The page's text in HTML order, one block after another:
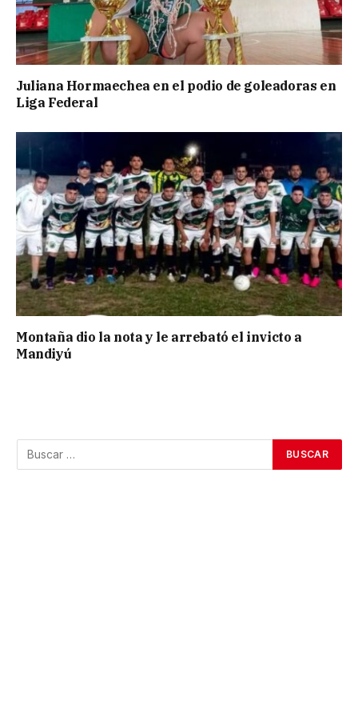
Juliana Hormaechea en el podio de goleadoras en
Liga Federal
Montaña dio la nota y le arrebató el invicto a
Mandiyú